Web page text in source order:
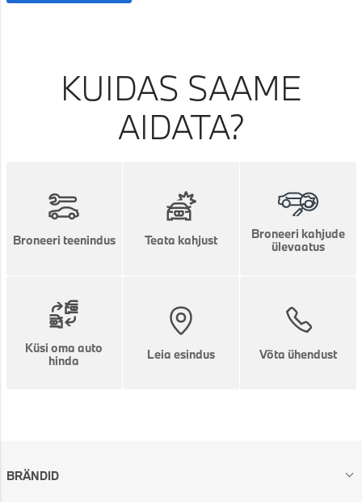
KUIDAS SAAME
AIDATA?
Broneeri teenindus Teata kahjust
Broneeri kahjude
ülevaatus
Küsi oma auto
hinda
Leia esindus Võta ühendust
BRÄNDID